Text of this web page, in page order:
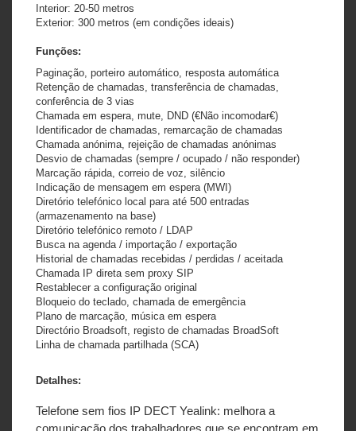
Interior: 20-50 metros
Exterior: 300 metros (em condições ideais)
Funções:
Paginação, porteiro automático, resposta automática
Retenção de chamadas, transferência de chamadas,
conferência de 3 vias
Chamada em espera, mute, DND (€Não incomodar€)
Identificador de chamadas, remarcação de chamadas
Chamada anónima, rejeição de chamadas anónimas
Desvio de chamadas (sempre / ocupado / não responder)
Marcação rápida, correio de voz, silêncio
Indicação de mensagem em espera (MWI)
Diretório telefónico local para até 500 entradas
(armazenamento na base)
Diretório telefónico remoto / LDAP
Busca na agenda / importação / exportação
Historial de chamadas recebidas / perdidas / aceitada
Chamada IP direta sem proxy SIP
Restablecer a configuração original
Bloqueio do teclado, chamada de emergência
Plano de marcação, música em espera
Directório Broadsoft, registo de chamadas BroadSoft
Linha de chamada partilhada (SCA)
Detalhes:
Telefone sem fios IP DECT Yealink: melhora a
comunicação dos trabalhadores que se encontram em